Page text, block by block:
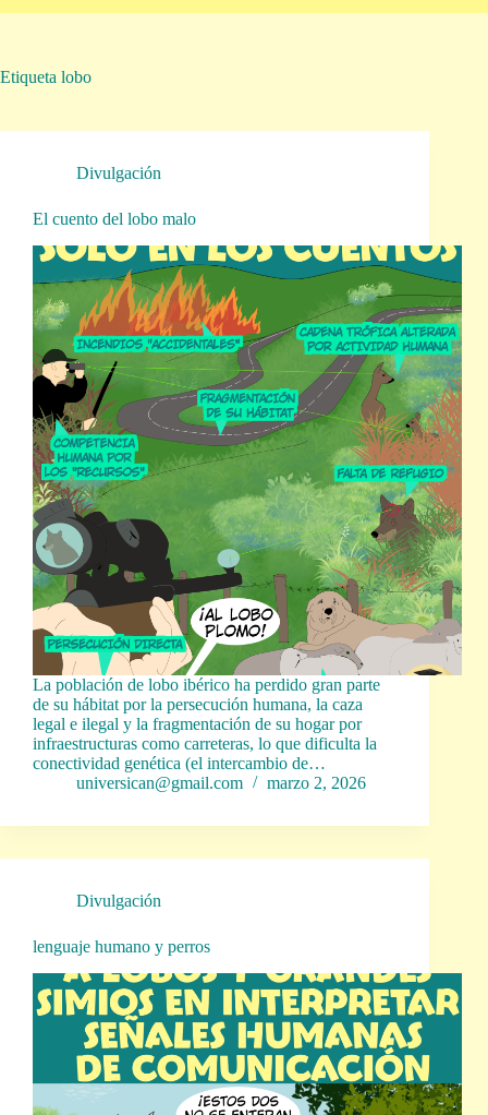
Etiqueta lobo
Divulgación
El cuento del lobo malo
La población de lobo ibérico ha perdido gran parte
de su hábitat por la persecución humana, la caza
legal e ilegal y la fragmentación de su hogar por
infraestructuras como carreteras, lo que dificulta la
conectividad genética (el intercambio de…
universican@gmail.com
marzo 2, 2026
Divulgación
lenguaje humano y perros